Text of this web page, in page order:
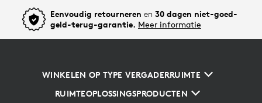
Eenvoudig retourneren en 30 dagen niet-goed-
geld-terug-garantie. Meer informatie
WINKELEN OP TYPE VERGADERRUIMTE
RUIMTEOPLOSSINGSPRODUCTEN